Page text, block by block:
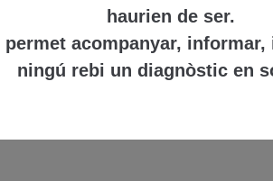
haurien de ser.
acompanyar,
ningú rebi un diagnòstic en